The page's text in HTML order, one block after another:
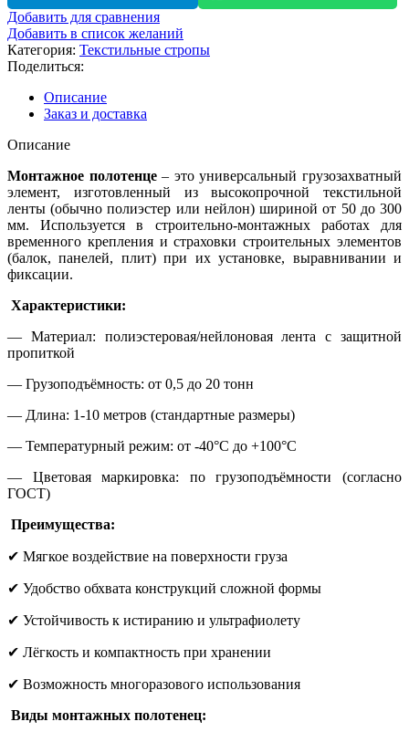
Добавить для сравнения
Добавить в список желаний
Категория: Текстильные стропы
Поделиться:
Описание
Заказ и доставка
Описание
Монтажное полотенце– это универсальный грузозахватный
элемент, изготовленный из высокопрочной текстильной
ленты (обычно полиэстер или нейлон) шириной от 50 до 300
мм. Используется в строительно-монтажных работах для
временного крепления и страховки строительных элементов
(балок, панелей, плит) при их установке, выравнивании и
фиксации.
Характеристики:
— Материал: полиэстеровая/нейлоновая лента с защитной
пропиткой
— Грузоподъёмность: от 0,5 до 20 тонн
— Длина: 1-10 метров (стандартные размеры)
— Температурный режим: от -40°C до +100°C
— Цветовая маркировка: по грузоподъёмности (согласно
ГОСТ)
Преимущества:
✔ Мягкое воздействие на поверхности груза
✔ Удобство обхвата конструкций сложной формы
✔ Устойчивость к истиранию и ультрафиолету
✔ Лёгкость и компактность при хранении
✔ Возможность многоразового использования
Виды монтажных полотенец: